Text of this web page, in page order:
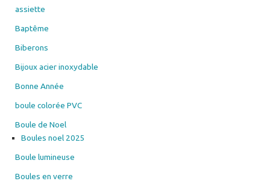
assiette
Baptême
Biberons
Bijoux acier inoxydable
Bonne Année
boule colorée PVC
Boule de Noel
Boules noel 2025
Boule lumineuse
Boules en verre